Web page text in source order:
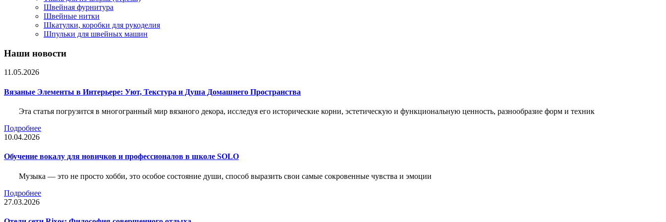
Швейная фурнитура
Швейные нитки
Шкатулки, коробки для рукоделия
Шпульки для швейных машин
Наши новости
11.05.2026
Вязаные Элементы в Интерьере: Уют, Текстура и Душа Домашнего Пространства
Эта статья погрузится в многогранный мир вязаного декора, исследуя его исторические корни, эстетическую и функциональную ценность, разнообразие форм и техник
Подробнее
10.04.2026
Обучение вокалу для новичков и профессионалов в школе SOLO
Музыка — это не просто хобби, это особое состояние души, способ выразить свои самые сокровенные чувства и эмоции
Подробнее
27.03.2026